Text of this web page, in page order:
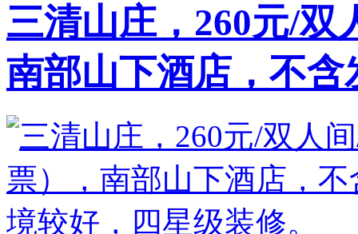
三清山庄，260元/双
南部山下酒店，不含